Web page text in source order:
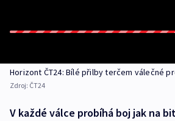
Horizont ČT24: Bílé přilby terčem válečné
Zdroj: ČT24
V každé válce probíhá boj jak na